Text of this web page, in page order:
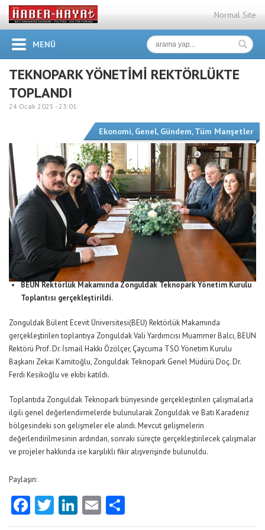
Normal Site
MENÜ
TEKNOPARK YÖNETİMİ REKTÖRLÜKTE
TOPLANDI
24 Ocak 2025 -23:01
Ekonomi, Genel, Gündem,Tüm Manşetler
BEUN Rektörlük Makamında Zonguldak Teknopark Yönetim Kurulu
Toplantısı gerçekleştirildi.
Zonguldak Bülent Ecevit Üniversitesi(BEU) Rektörlük Makamında
gerçekleştirilen toplantıya Zonguldak Vali Yardımcısı Muammer Balcı, BEUN
Rektörü Prof. Dr. İsmail Hakkı Özölçer, Çaycuma TSO Yönetim Kurulu
Başkanı Zekai Kamitoğlu, Zonguldak Teknopark Genel Müdürü Doç. Dr.
Ferdi Kesikoğlu ve ekibi katıldı.
Toplantıda Zonguldak Teknopark bünyesinde gerçekleştirilen çalışmalarla
ilgili genel değerlendirmelerde bulunularak Zonguldak ve Batı Karadeniz
bölgesindeki son gelişmeler ele alındı. Mevcut gelişmelerin
değerlendirilmesinin ardından, sonraki süreçte gerçekleştirilecek çalışmalar
ve projeler hakkında ise karşılıklı fikir alışverişinde bulunuldu.
Paylaşın:
Facebook
Twitter
LinkedIn
Email